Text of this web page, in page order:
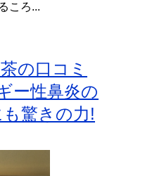
ころ...
の口コミ
ー性鼻炎の
驚きの力!